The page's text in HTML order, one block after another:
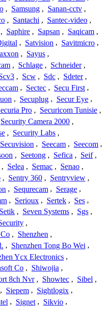
, Samsung , Sanan-cctv ,
, Santachi , Santec-video ,
, Saphire , Sapsan , Saqicam ,
, Satvision , Savitmicro ,
, Sayus ,
, Schlage , Schneider ,
, Scw , Sdc , Sdeter ,
, Sectec , Secu First ,
, Secuplug , Secur Eye ,
Pro , Securicom Tunisie ,
Security Camera 2000 ,
, Security Labs ,
Secuvision , Seecam , Seecom ,
, Seetong , Sefica , Seif ,
, Selea , Semac , Senao ,
, Sentry 360 , Sentryview ,
, Sequrecam , Serage ,
, Serioux , Sertek , Ses ,
Setik , Seven Systems , Sgs ,
,
, Shenzhen ,
, Shenzhen Tong Bo Wei ,
Ycx Electronics ,
Co , Shiwojia ,
8ch Nvr , Showtec , Sibel ,
, Siepem , Sightlogix ,
, Signet , Sikvio ,